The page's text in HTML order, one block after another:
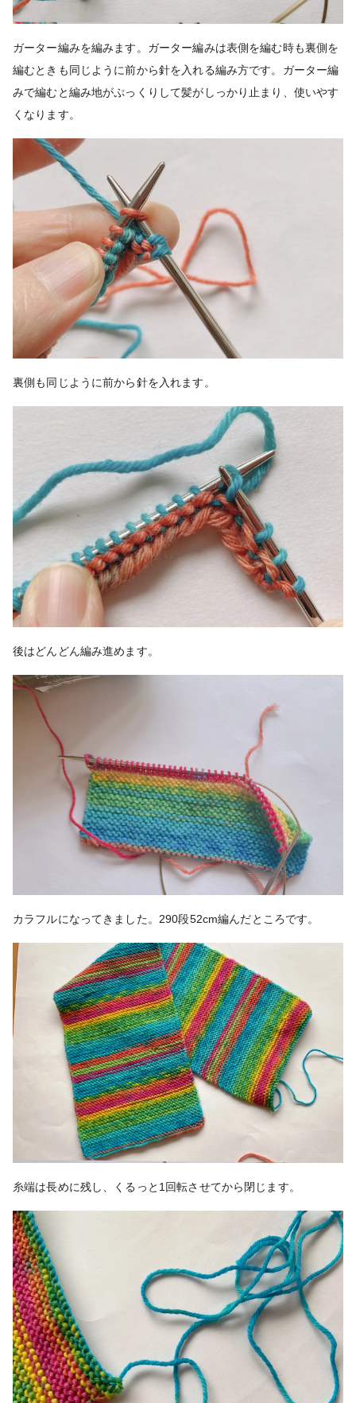
ガーター編みを編みます。ガーター編みは表側を編む時も裏側を
編むときも同じように前から針を入れる編み方です。ガーター編
みで編むと編み地がぷっくりして髪がしっかり止まり、使いやす
くなります。
裏側も同じように前から針を入れます。
後はどんどん編み進めます。
カラフルになってきました。290段52cm編んだところです。
糸端は長めに残し、くるっと1回転させてから閉じます。